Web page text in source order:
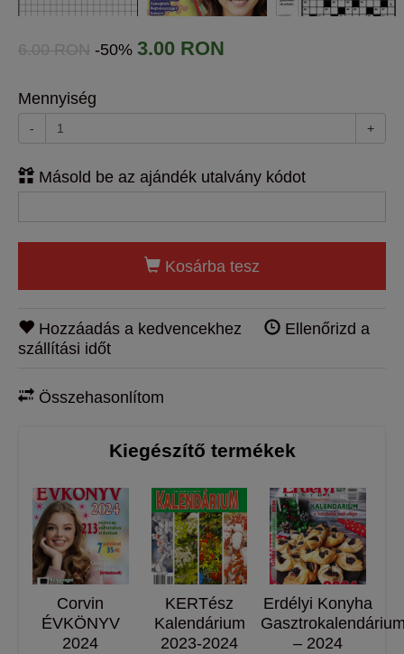
6.00 RON -50% 3.00 RON
Mennyiség
- +
Másold be az ajándék utalvány kódot
Kosárba tesz
Hozzáadás a kedvencekhez
Ellenőrizd a
szállítási időt
Összehasonlítom
Kiegészítő termékek
Corvin
ÉVKÖNYV
2024
KERTész
Kalendárium
2023-2024
Erdélyi Konyha
– 2024